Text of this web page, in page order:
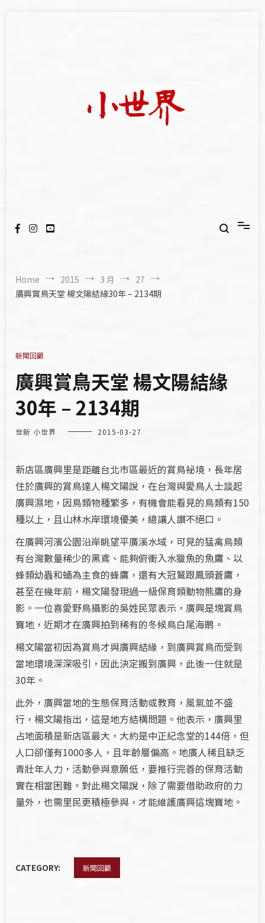
Home 2015 3 月
27
廣興賞鳥天堂 楊文陽結緣30年 – 2134期
新聞回顧
廣興賞鳥天堂 楊文陽結緣
30年 – 2134期
世新 小世界 2015-03-27
新店區廣興里是距離台北市區最近的賞鳥祕境，長年居
住於廣興的賞鳥達人楊文陽說，在台灣與愛鳥人士談起
廣興濕地，因鳥類物種繁多，有機會能看見的鳥類有150
種以上，且山林水岸環境優美，總讓人讚不絕口。
在廣興河濱公園沿岸眺望平廣溪水域，可見的猛禽鳥類
有台灣數量稀少的黑鳶、能夠俯衝入水獵魚的魚鷹、以
蜂類幼蟲和蛹為主食的蜂鷹，還有大冠鷲跟鳳頭蒼鷹，
甚至在幾年前，楊文陽發現過一級保育類動物熊鷹的身
影。一位喜愛野鳥攝影的吳姓民眾表示，廣興是塊賞鳥
寶地，近期才在廣興拍到稀有的冬候鳥白尾海鵰。
楊文陽當初因為賞鳥才與廣興結緣，到廣興賞鳥而受到
當地環境深深吸引，因此決定搬到廣興，此後一住就是
30年。
此外，廣興當地的生態保育活動或教育，風氣並不盛
行，楊文陽指出，這是地方結構問題。他表示，廣興里
占地面積是新店區最大，大約是中正紀念堂的144倍，但
人口卻僅有1000多人，且年齡層偏高。地廣人稀且缺乏
青壯年人力，活動參與意願低，要推行完善的保育活動
實在相當困難。對此楊文陽說，除了需要借助政府的力
量外，也需里民更積極參與，才能維護廣興這塊寶地。
CATEGORY: 新聞回顧